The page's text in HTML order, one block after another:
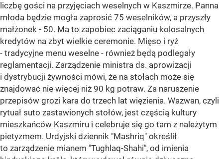
liczbę gości na przyjęciach weselnych w Kaszmirze. Panna
młoda będzie mogła zaprosić 75 weselników, a przyszły
małżonek - 50. Ma to zapobiec zaciąganiu kolosalnych
kredytów na zbyt wielkie ceremonie. Mięso i ryż
- tradycyjne menu weselne - również będą podlegały
reglamentacji. Zarządzenie ministra ds. aprowizacji
i dystrybucji żywności mówi, że na stołach może się
znajdować nie więcej niż 90 kg potraw. Za naruszenie
przepisów grozi kara do trzech lat więzienia. Wazwan, czyli
rytuał suto zastawionych stołów, jest częścią kultury
mieszkańców Kaszmiru i celebruje się go tam z należytym
pietyzmem. Urdyjski dziennik "Mashriq" określił
to zarządzenie mianem "Tughlaq-Shahi", od imienia